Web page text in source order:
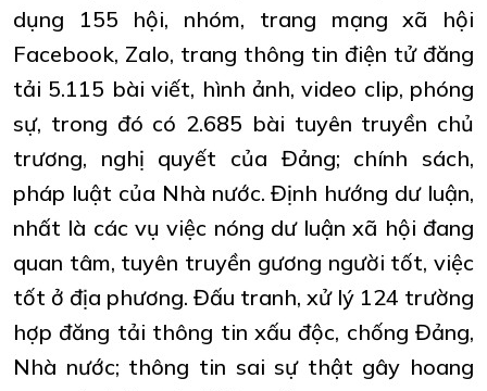
dụng 155 hội, nhóm, trang mạng xã hội
Facebook, Zalo, trang thông tin điện tử đăng
tải 5.115 bài viết, hình ảnh, video clip, phóng
sự, trong đó có 2.685 bài tuyên truyền chủ
trương, nghị quyết của Đảng; chính sách,
pháp luật của Nhà nước. Định hướng dư luận,
nhất là các vụ việc nóng dư luận xã hội đang
quan tâm, tuyên truyền gương người tốt, việc
tốt ở địa phương. Đấu tranh, xử lý 124 trường
hợp đăng tải thông tin xấu độc, chống Đảng,
Nhà nước; thông tin sai sự thật gây hoang